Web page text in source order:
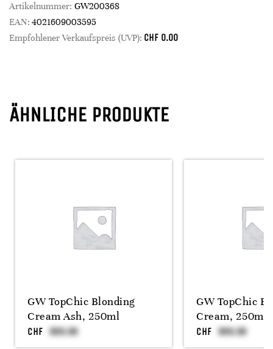
Artikelnummer: GW200368
EAN: 4021609003595
Empfohlener Verkaufspreis (UVP): CHF 0.00
ÄHNLICHE PRODUKTE
GW TopChic Blonding
Cream Ash, 250ml
CHF
GW TopChic
Cream, 250ml
CHF